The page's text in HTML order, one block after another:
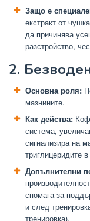
Защо е
екстракт от
да причинява
разстройство,
2.
Основна роля:
мазнините.
Как действа:
система,
сигнализира на
триглицеридите
Допълнителни
спомага за
и след
тренировка).